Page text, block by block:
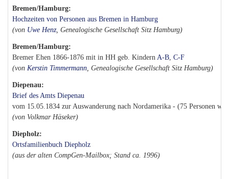
Bremen/Hamburg:
Hochzeiten von Personen aus Bremen in Hamburg
(von Uwe Henz, Genealogische Gesellschaft Sitz Hamburg)
Bremen/Hamburg:
Bremer Ehen 1866-1876 mit in HH geb. Kindern A-B, C-F
(von Kerstin Timmermann, Genealogische Gesellschaft Sitz Hamburg)
Diepenau:
Brief des Amts Diepenau
vom 15.05.1834 zur Auswanderung nach Nordamerika - (75 Personen
(von Volkmar Häseker)
Diepholz:
Ortsfamilienbuch Diepholz
(aus der alten CompGen-Mailbox; Stand ca. 1996)